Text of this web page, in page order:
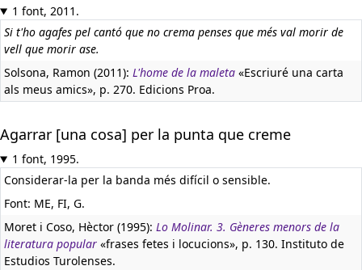
1 font, 2011.
Si t'ho agafes pel cantó que no crema penses que més val morir de
vell que morir ase.
Solsona, Ramon (2011): L'home de la maleta «Escriuré una carta
als meus amics», p. 270. Edicions Proa.
Agarrar [una cosa] per la punta que creme
1 font, 1995.
Considerar-la per la banda més difícil o sensible.
Font: ME, FI, G.
Moret i Coso, Hèctor (1995): Lo Molinar. 3. Gèneres menors de la
literatura popular «frases fetes i locucions», p. 130. Instituto de
Estudios Turolenses.